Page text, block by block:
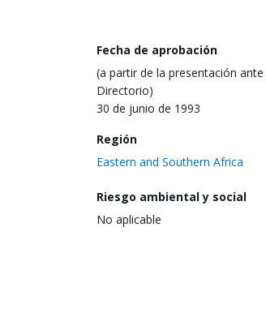
Fecha de aprobación
(a partir de la presentación ante
Directorio)
30 de junio de 1993
Región
Eastern and Southern Africa
Riesgo ambiental y social
No aplicable